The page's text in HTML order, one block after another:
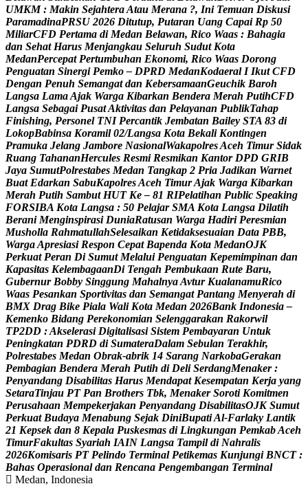
UMKM : Makin SejahteraAtau Merana ?, Ini Temuan Diskusi
ParamadinaPRSU 2026 Ditutup, Putaran Uang Capai Rp 50
MiliarCFD Pertama di Medan Belawan, Rico Waas : Bahagia
dan Sehat Harus Menjangkau Seluruh Sudut Kota
MedanPercepat Pertumbuhan Ekonomi, Rico Waas Dorong
Penguatan Sinergi Pemko – DPRD MedanKodaeral I Ikut CFD
Dengan Penuh Semangat dan KebersamaanGeuchik Baroh
Langsa LamaAjak Warga Kibarkan Bendera Merah PutihCFD
Langsa Sebagai PusatAktivitas dan Pelayanan PublikTahap
Finishing, Personel TNI Percantik Jembatan Bailey STA 83 di
LokopBabinsa Koramil 02/Langsa Kota Bekali Kontingen
Pramuka Jelang Jambore NasionalWakapolresAceh Timur Sidak
Ruang TahananHercules Resmi Resmikan Kantor DPD GRIB
Jaya SumutPolrestabes Medan Tangkap 2 Pria Jadikan Warnet
Buat Edarkan SabuKapolresAceh TimurAjak Warga Kibarkan
Merah Putih Sambut HUT Ke – 81 RIPelatihan Public Speaking
FORSIBA Kota Langsa : 50 Pelajar SMA Kota Langsa Dilatih
Berani Menginspirasi DuniaRatusan Warga Hadiri Peresmian
Musholla RahmatullahSelesaikan Ketidaksesuaian Data PBB,
WargaApresiasi Respon Cepat Bapenda Kota MedanOJK
Perkuat Peran Di Sumut Melalui Penguatan Kepemimpinan dan
Kapasitas KelembagaanDi Tengah Pembukaan Rute Baru,
Gubernur Bobby Singgung MahalnyaAvtur KualanamuRico
Waas Pesankan Sportivitas dan Semangat Pantang Menyerah di
BMX Drag Bike Piala Wali Kota Medan 2026Bank Indonesia –
Kemenko Bidang Perekonomian Selenggarakan Rakorwil
TP2DD :Akselerasi Digitalisasi Sistem Pembayaran Untuk
Peningkatan PDRD di SumateraDalam Sebulan Terakhir,
Polrestabes Medan Obrak-abrik 14 Sarang NarkobaGerakan
Pembagian Bendera Merah Putih di Deli SerdangMenaker :
Penyandang Disabilitas Harus Mendapat Kesempatan Kerja yang
SetaraTinjau PT Pan Brothers Tbk, Menaker Soroti Komitmen
Perusahaan Mempekerjakan Penyandang DisabilitasOJK Sumut
Perkuat Budaya Menabung Sejak DiniBupatiAl-Farlaky Lantik
21 Kepsek dan 8 Kepala Puskesmas di Lingkungan PemkabAceh
TimurFakultas Syariah IAIN Langsa Tampil di Nahralis
2026Komisaris PT Pelindo Terminal Petikemas Kunjungi BNCT :
Bahas Operasional dan Rencana Pengembangan Terminal
Medan, Indonesia